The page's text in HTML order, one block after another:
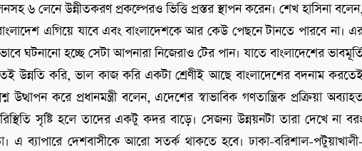
লেনে উন্নীতকরণ প্রকল্পেরও ভিত্তি প্রস্তর স্থাপন করেন। শেখ হাসিনা
এগিয়ে যাবে এবং বাংলাদেশকে আর কেউ পেছনে টানতে পারবে না।
ঘটনানো হচ্ছে সেটা আপনারা নিজেরাও টের পান। যাতে বাংলাদেশের
উন্নতি করি, ভাল কাজ করি একটা শ্রেণীই আছে বাংলাদেশের বদনাম
করে প্রধানমন্ত্রী বলেন, এদেশের স্বাভাবিক গণতান্ত্রিক প্রক্রিয়া
সৃষ্টি হলে তাদের একটু কদর বাড়ে। সেজন্য উন্নয়নটা তারা দেখে না
এ ব্যাপারে দেশবাসীকে আরো সতর্ক থাকতে হবে। ঢাকা-বরিশাল-পটুয়াখালী-